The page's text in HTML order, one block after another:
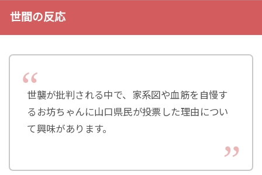
世間の反応
世襲が批判される中で、家系図や血筋を自慢す
るお坊ちゃんに山口県民が投票した理由につい
て興味があります。